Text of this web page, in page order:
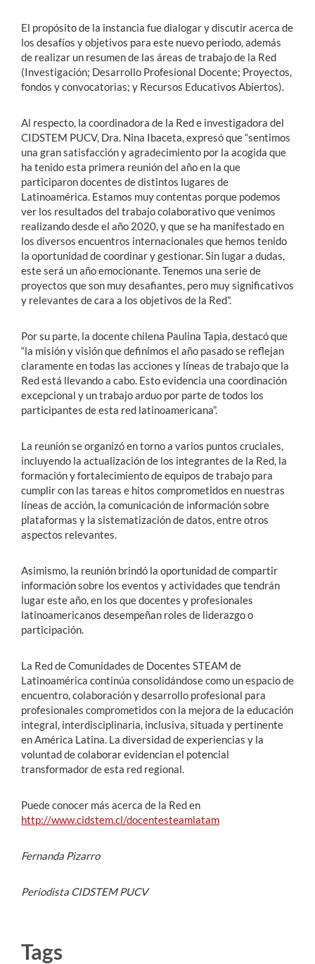
El propósito de la instancia fue dialogar y discutir acerca de
los desafíos y objetivos para este nuevo periodo, además
de realizar un resumen de las áreas de trabajo de la Red
(Investigación; Desarrollo Profesional Docente; Proyectos,
fondos y convocatorias; y Recursos Educativos Abiertos).
Al respecto, la coordinadora de la Red e investigadora del
CIDSTEM PUCV, Dra. Nina Ibaceta, expresó que “sentimos
una gran satisfacción y agradecimiento por la acogida que
ha tenido esta primera reunión del año en la que
participaron docentes de distintos lugares de
Latinoamérica. Estamos muy contentas porque podemos
ver los resultados del trabajo colaborativo que venimos
realizando desde el año 2020, y que se ha manifestado en
los diversos encuentros internacionales que hemos tenido
la oportunidad de coordinar y gestionar. Sin lugar a dudas,
este será un año emocionante. Tenemos una serie de
proyectos que son muy desafiantes, pero muy significativos
y relevantes de cara a los objetivos de la Red”.
Por su parte, la docente chilena Paulina Tapia, destacó que
“la misión y visión que definimos el año pasado se reflejan
claramente en todas las acciones y líneas de trabajo que la
Red está llevando a cabo. Esto evidencia una coordinación
excepcional y un trabajo arduo por parte de todos los
participantes de esta red latinoamericana”.
La reunión se organizó en torno a varios puntos cruciales,
incluyendo la actualización de los integrantes de la Red, la
formación y fortalecimiento de equipos de trabajo para
cumplir con las tareas e hitos comprometidos en nuestras
líneas de acción, la comunicación de información sobre
plataformas y la sistematización de datos, entre otros
aspectos relevantes.
Asimismo, la reunión brindó la oportunidad de compartir
información sobre los eventos y actividades que tendrán
lugar este año, en los que docentes y profesionales
latinoamericanos desempeñan roles de liderazgo o
participación.
La Red de Comunidades de Docentes STEAM de
Latinoamérica continúa consolidándose como un espacio de
encuentro, colaboración y desarrollo profesional para
profesionales comprometidos con la mejora de la educación
integral, interdisciplinaria, inclusiva, situada y pertinente
en América Latina. La diversidad de experiencias y la
voluntad de colaborar evidencian el potencial
transformador de esta red regional.
Puede conocer más acerca de la Red en
http://www.cidstem.cl/docentesteamlatam
Fernanda Pizarro
Periodista CIDSTEM PUCV
Tags